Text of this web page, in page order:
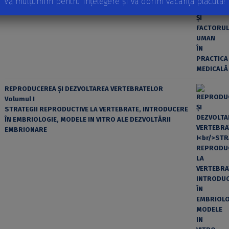
REPRODUCEREA ȘI DEZVOLTAREA VERTEBRATELOR
Volumul I
STRATEGII REPRODUCTIVE LA VERTEBRATE, INTRODUCERE
ÎN EMBRIOLOGIE, MODELE IN VITRO ALE DEZVOLTĂRII
EMBRIONARE